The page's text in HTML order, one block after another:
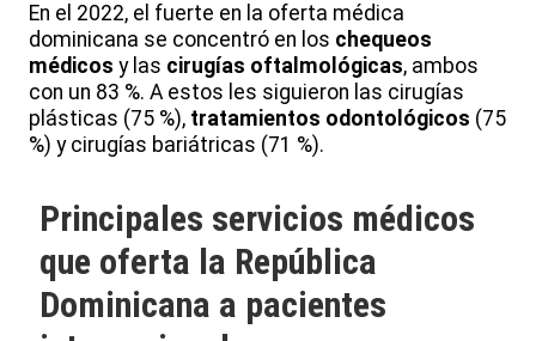
En el 2022, el fuerte en la oferta médica
dominicana se concentró en los chequeos
médicos y las cirugías oftalmológicas, ambos
con un 83 %. A estos les siguieron las cirugías
plásticas (75 %), tratamientos odontológicos (75
%) y cirugías bariátricas (71 %).